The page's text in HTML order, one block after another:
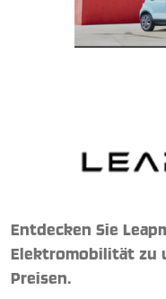
Entdecken Sie
Elektromobilität zu
Preisen.